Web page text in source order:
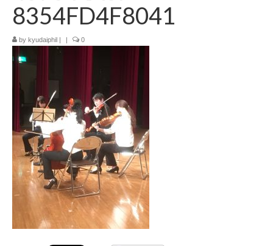
九大フィルの歴史
ご寄付のお願い
演奏会の歴史
出張演奏
九大フィル特集ページ
団員専用ページ
8354FD4F8041
by kyudaiphil 0